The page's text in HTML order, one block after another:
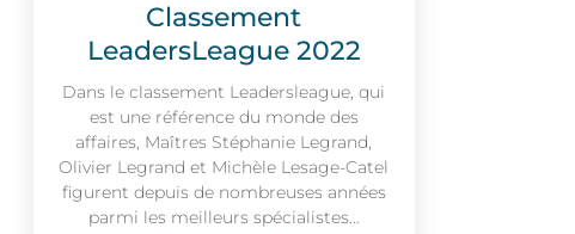
Classement
LeadersLeague 2022
Dans le classement Leadersleague, qui
est une référence du monde des
affaires, Maîtres Stéphanie Legrand,
Olivier Legrand et Michèle Lesage-Catel
figurent depuis de nombreuses années
parmi les meilleurs spécialistes…